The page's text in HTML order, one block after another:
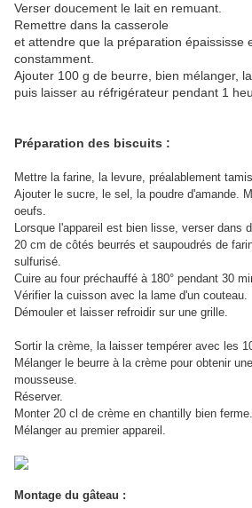
Verser doucement le lait en remuant.
Remettre dans la casserole
et attendre que la préparation épaississe
constamment.
Ajouter 100 g de beurre, bien mélanger,
puis laisser au réfrigérateur pendant 1
Préparation des biscuits :
Mettre la farine, la levure, préalablement
Ajouter le sucre, le sel, la poudre d'amande.
oeufs.
Lorsque l'appareil est bien lisse, verser dans
20 cm de côtés beurrés et saupoudrés de
sulfurisé.
Cuire au four préchauffé à 180° pendant 30
Vérifier la cuisson avec la lame d'un couteau.
Démouler et laisser refroidir sur une grille.
Sortir la crème, la laisser tempérer avec les
Mélanger le beurre à la crème pour obtenir
mousseuse.
Réserver.
Monter 20 cl de crème en chantilly bien ferme.
Mélanger au premier appareil.
Montage du gâteau :